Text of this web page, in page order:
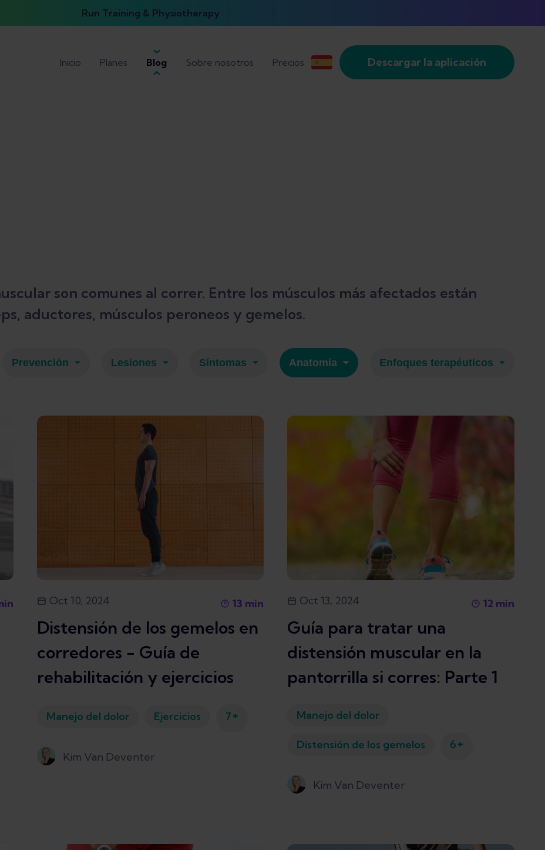
Run Training & Physiotherapy
Inicio Planes Blog Sobre nosotros Precios Descargar la aplicación
son comunes al correr. Entre los músculos más afectados están
aductores, músculos peroneos y gemelos.
Prevención Lesiones Síntomas Anatomía Enfoques terapéuticos
Oct 10, 2024 13 min
Distensión de los gemelos en
corredores - Guía de
rehabilitación y ejercicios
Manejo del dolor Ejercicios 7+
Kim Van Deventer
Oct 13, 2024 12 min
Guía para tratar una
distensión muscular en la
pantorrilla si corres: Parte 1
Manejo del dolor
Distensión de los gemelos 6+
Kim Van Deventer